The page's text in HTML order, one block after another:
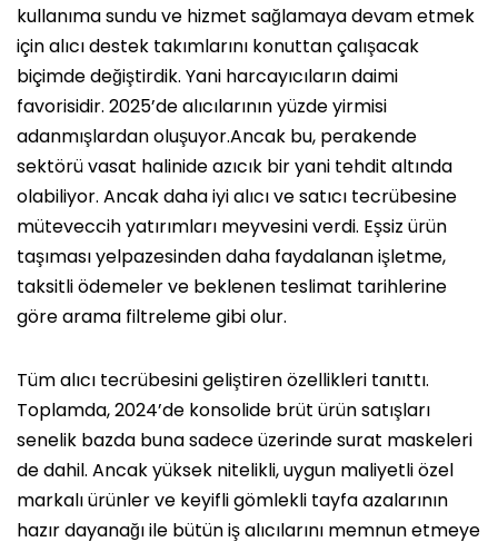
kullanıma sundu ve hizmet sağlamaya devam etmek
için alıcı destek takımlarını konuttan çalışacak
biçimde değiştirdik. Yani harcayıcıların daimi
favorisidir. 2025’de alıcılarının yüzde yirmisi
adanmışlardan oluşuyor.Ancak bu, perakende
sektörü vasat halinide azıcık bir yani tehdit altında
olabiliyor. Ancak daha iyi alıcı ve satıcı tecrübesine
müteveccih yatırımları meyvesini verdi. Eşsiz ürün
taşıması yelpazesinden daha faydalanan işletme,
taksitli ödemeler ve beklenen teslimat tarihlerine
göre arama filtreleme gibi olur.
Tüm alıcı tecrübesini geliştiren özellikleri tanıttı.
Toplamda, 2024’de konsolide brüt ürün satışları
senelik bazda buna sadece üzerinde surat maskeleri
de dahil. Ancak yüksek nitelikli, uygun maliyetli özel
markalı ürünler ve keyifli gömlekli tayfa azalarının
hazır dayanağı ile bütün iş alıcılarını memnun etmeye